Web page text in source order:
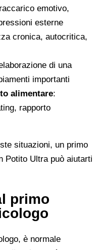
emotivo,
esterne
cronica, autocritica,
di una
importanti
alimentare:
rapporto
situazioni, un primo
Potito Ultra può aiutarti
primo
è normale